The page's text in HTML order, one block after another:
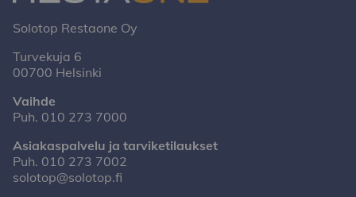
Solotop Restaone Oy
Turvekuja 6
00700 Helsinki
Vaihde
Puh. 010 273 7000
Asiakaspalvelu ja tarviketilaukset
Puh. 010 273 7002
solotop@solotop.fi